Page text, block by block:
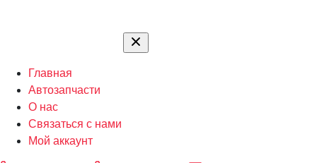
Главная
Автозапчасти
О нас
Связаться с нами
Мой аккаунт